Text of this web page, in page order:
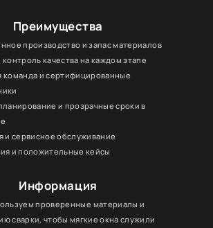
Преимущества
производство и запас материалов
качества на каждом этапе
команда и сертифицированные
и прозрачные сроки в
и сервисное обслуживание
и положительные кейсы
Информация
проверенные материалы и
сварки, чтобы мягкие окна служили